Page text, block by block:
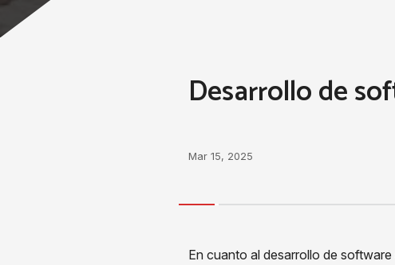
Desarrollo de
Mar 15, 2025
En cuanto al desarrollo de